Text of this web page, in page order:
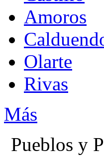
Amoros
Olarte
Rivas
Más
Pueblos y